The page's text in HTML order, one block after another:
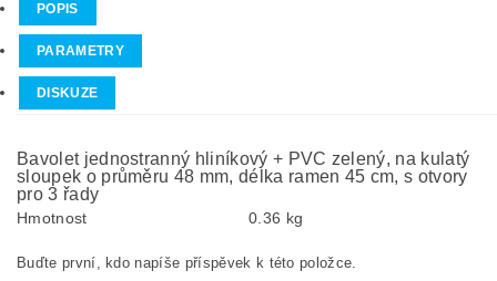
POPIS
PARAMETRY
DISKUZE
Bavolet jednostranný hliníkový + PVC zelený, na kulatý
sloupek o průměru 48 mm, délka ramen 45 cm, s otvory
pro 3 řady
Hmotnost 0.36 kg
Buďte první, kdo napíše příspěvek k této položce.